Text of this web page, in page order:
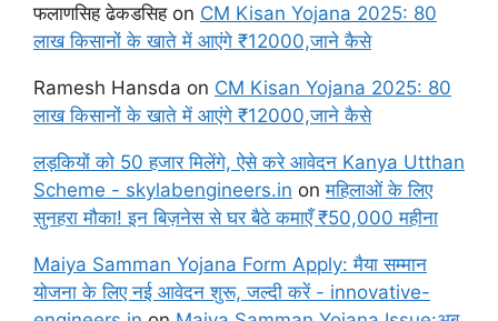
फलाणसिह ढेकडसिहon CM Kisan Yojana 2025: 80
लाख किसानों के खाते में आएंगे ₹12000,जाने कैसे
Ramesh Hansda on CM Kisan Yojana 2025: 80
लाख किसानों के खाते में आएंगे ₹12000,जाने कैसे
लड़कियों को 50 हजार मिलेंगे, ऐसे करे आवेदन Kanya Utthan
Scheme - skylabengineers.in onमहिलाओं के लिए
सुनहरा मौका! इन बिज़नेस से घर बैठे कमाएँ ₹50,000 महीना
Maiya Samman Yojana Form Apply: मैया सम्मान
योजना के लिए नई आवेदन शुरू, जल्दी करें - innovative-